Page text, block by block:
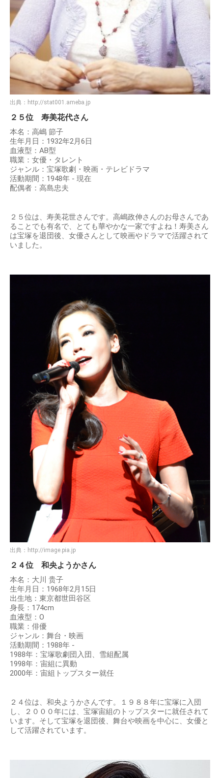
出典： http://stat001.ameba.jp
２５位 寿美花代さん
本名：高嶋 節子
生年月日：1932年2月6日
血液型：AB型
職業：女優・タレント
ジャンル：宝塚歌劇・映画・テレビドラマ
活動期間：1948年 - 現在
配偶者：高島忠夫
２５位は、寿美花世さんです。高嶋政伸さんのお母さんであ
ることでも有名で、とても華やかな一家ですよね！寿美さん
は宝塚を退団後、女優さんとして映画やドラマで活躍されて
いました。
出典： http://image.pia.jp
２４位 和央ようかさん
本名：大川 贵子
生年月日：1968年2月15日
出生地：東京都世田谷区
身長：174cm
血液型：O
職業：俳優
ジャンル：舞台・映画
活動期間：1988年 -
1988年：宝塚歌劇団入団、雪組配属
1998年：宙組に異動
2000年：宙組トップスター就任
２４位は、和央ようかさんです。１９８８年に宝塚に入団
し、２０００年には、宝塚宙組のトップスターに就任されて
います。そして宝塚を退団後、舞台や映画を中心に、女優と
して活躍されています。